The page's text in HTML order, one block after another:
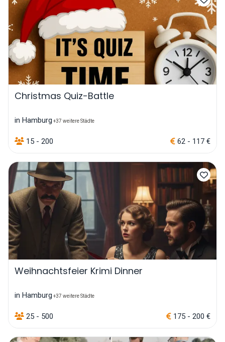
Christmas Quiz-Battle
in Hamburg +37 weitere Städte
15 - 200 62 - 117 €
Weihnachtsfeier Krimi Dinner
in Hamburg +37 weitere Städte
25 - 500 175 - 200 €